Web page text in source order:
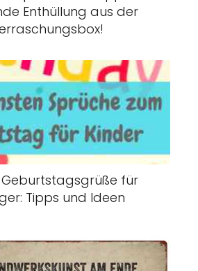
Enthüllung aus der
für
Tipps und Ideen